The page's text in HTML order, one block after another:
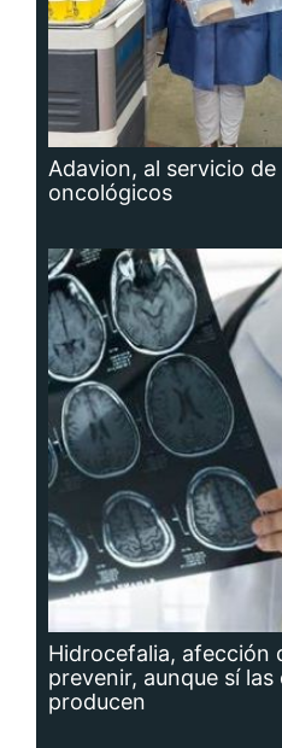
Adavion, al servicio
oncológicos
Hidrocefalia, afección
prevenir, aunque sí las
producen